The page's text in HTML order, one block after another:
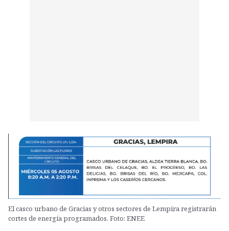
El casco urbano de Gracias y otros sectores de Lempira registrarán
cortes de energía programados. Foto: ENEE